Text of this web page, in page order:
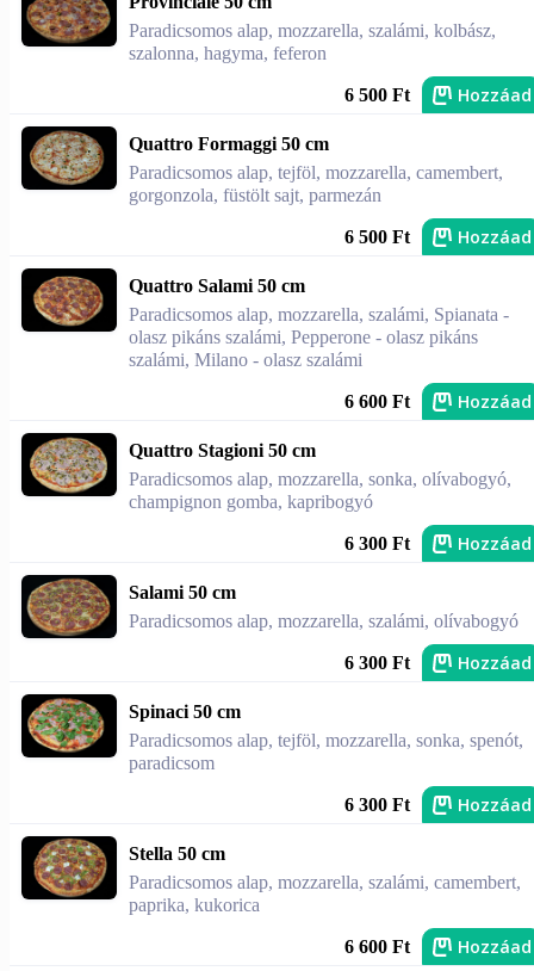
Paradicsomos alap, mozzarella, szalámi, kolbász,
szalonna, hagyma, feferon
6 500 Ft Hozzáad
Quattro Formaggi 50 cm
Paradicsomos alap, tejföl, mozzarella, camembert,
gorgonzola, füstölt sajt, parmezán
6 500 Ft Hozzáad
Quattro Salami 50 cm
Paradicsomos alap, mozzarella, szalámi, Spianata -
olasz pikáns szalámi, Pepperone - olasz pikáns
szalámi, Milano - olasz szalámi
6 600 Ft Hozzáad
Quattro Stagioni 50 cm
Paradicsomos alap, mozzarella, sonka, olívabogyó,
champignon gomba, kapribogyó
6 300 Ft Hozzáad
Salami 50 cm
Paradicsomos alap, mozzarella, szalámi, olívabogyó
6 300 Ft Hozzáad
Spinaci 50 cm
Paradicsomos alap, tejföl, mozzarella, sonka, spenót,
paradicsom
6 300 Ft Hozzáad
Stella 50 cm
Paradicsomos alap, mozzarella, szalámi, camembert,
paprika, kukorica
6 600 Ft Hozzáad